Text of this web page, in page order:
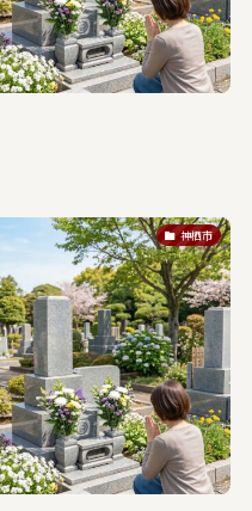
神栖市